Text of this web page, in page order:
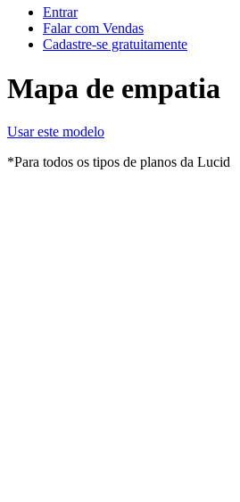
Entrar
Falar com Vendas
Cadastre‐se gratuitamente
Mapa de empatia
Usar este modelo
*Para todos os tipos de planos da Lucid